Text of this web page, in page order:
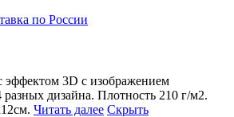
по России
эффектом 3D с изображением
дизайна. Плотность 210 г/м2.
Читать далее Скрыть